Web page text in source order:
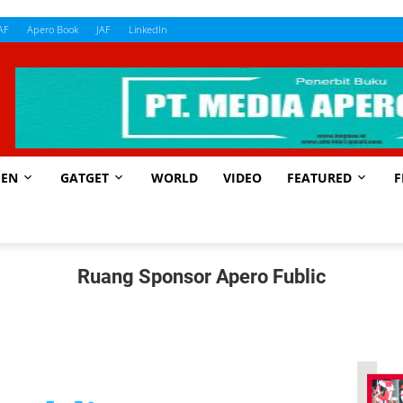
Apero Book JAF LinkedIn
GATGET WORLD VIDEO FEATURED
Ruang Sponsor Apero Fublic